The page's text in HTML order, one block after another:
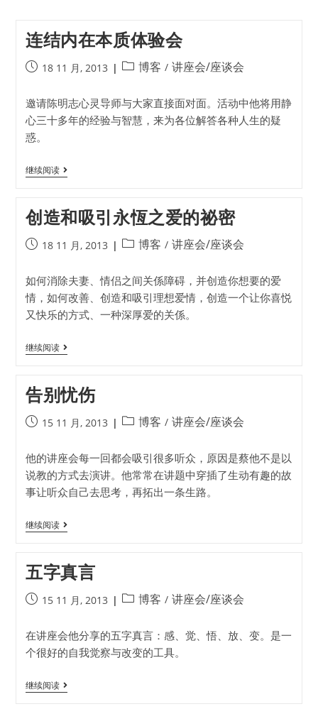
连结内在本质体验会
18 11 月, 2013 博客 / 讲座会/座谈会
邀请陈明志心灵导师与大家直接面对面。活动中他将用静
心三十多年的经验与智慧，来为各位解答各种人生的疑
惑。
继续阅读
创造和吸引永恆之爱的祕密
18 11 月, 2013 博客 / 讲座会/座谈会
如何消除夫妻、情侣之间关係障碍，并创造你想要的爱
情，如何改善、创造和吸引理想爱情，创造一个让你喜悦
又快乐的方式、一种深厚爱的关係。
继续阅读
告别忧伤
15 11 月, 2013 博客 / 讲座会/座谈会
他的讲座会每一回都会吸引很多听众，原因是蔡他不是以
说教的方式去演讲。他常常在讲题中穿插了生动有趣的故
事让听众自己去思考，再拓出一条生路。
继续阅读
五字真言
15 11 月, 2013 博客 / 讲座会/座谈会
在讲座会他分享的五字真言：感、觉、悟、放、变。是一
个很好的自我觉察与改变的工具。
继续阅读